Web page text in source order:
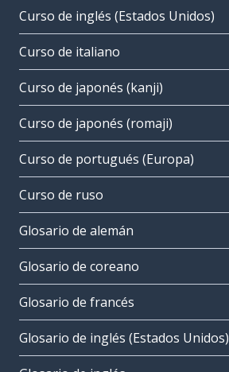
Curso de inglés (Estados Unidos)
Curso de italiano
Curso de japonés (kanji)
Curso de japonés (romaji)
Curso de portugués (Europa)
Curso de ruso
Glosario de alemán
Glosario de coreano
Glosario de francés
Glosario de inglés (Estados Unidos)